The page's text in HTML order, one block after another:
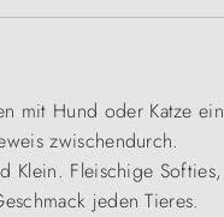
mit Hund oder Katze
zwischendurch.
Klein. Fleischige
jeden Tieres.